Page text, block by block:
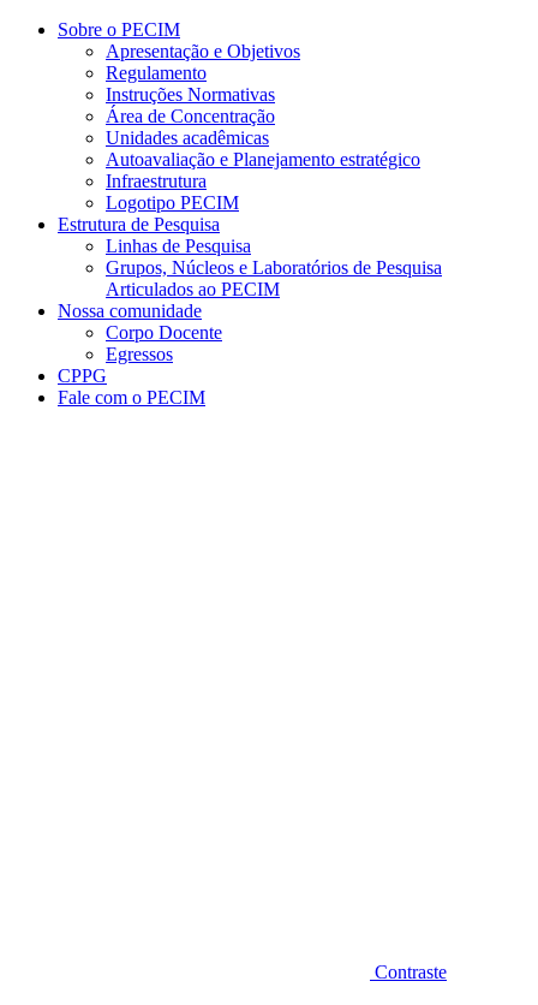
Conteúdo principal Menu principal
Sobre o PECIM
Apresentação e Objetivos
Regulamento
Instruções Normativas
Área de Concentração
Unidades acadêmicas
Autoavaliação e Planejamento estratégico
Infraestrutura
Logotipo PECIM
Estrutura de Pesquisa
Linhas de Pesquisa
Grupos, Núcleos e Laboratórios de Pesquisa
Articulados ao PECIM
Nossa comunidade
Corpo Docente
Egressos
CPPG
Fale com o PECIM
Contraste